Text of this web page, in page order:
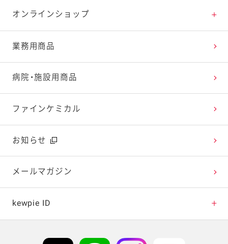
特集レシピ
レシピランキング
レシピ動画
今日のレシピギャラリー
販売終了商品一覧
マヨテラス（見学施設）
オープンキッチン（工場見学）
深谷テラス ヤサイな仲間たちファーム
おたのしみコンテンツ
広告ギャラリー
テレビ・ラジオ
キャンペーン・イベント
お客様相談室トップ
よくお寄せいただくご質問
お客様の声を活かしました
オンラインショップ
Qummy
キユーピーウエルネス
業務用商品
病院・施設用商品
ファインケミカル
お知らせ
メールマガジン
kewpie ID